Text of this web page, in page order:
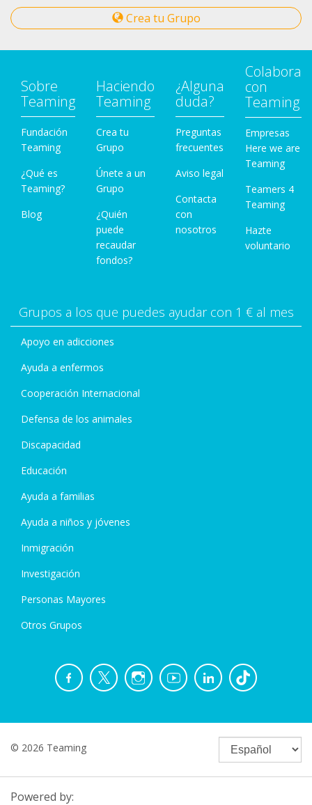
Crea tu Grupo
Sobre
Teaming
Fundación
Teaming
¿Qué es
Teaming?
Blog
Haciendo
Teaming
Crea tu
Grupo
Únete a un
Grupo
¿Quién
puede
recaudar
fondos?
¿Alguna
duda?
Preguntas
frecuentes
Aviso legal
Contacta
con
nosotros
Colabora
con
Teaming
Empresas
Here we are
Teaming
Teamers 4
Teaming
Hazte
voluntario
Grupos a los que puedes ayudar con 1 € al mes
Apoyo en adicciones
Ayuda a enfermos
Cooperación Internacional
Defensa de los animales
Discapacidad
Educación
Ayuda a familias
Ayuda a niños y jóvenes
Inmigración
Investigación
Personas Mayores
Otros Grupos
© 2026 Teaming
Powered by: